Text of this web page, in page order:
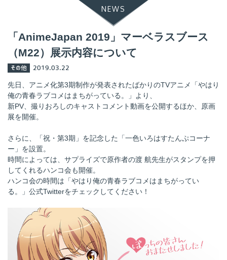
NEWS
「AnimeJapan 2019」マーベラスブース
（M22）展示内容について
その他 2019.03.22
先日、アニメ化第3期制作が発表されたばかりのTVアニメ「やはり
俺の青春ラブコメはまちがっている。」より、
新PV、撮りおろしのキャストコメント動画を公開するほか、原画
展を開催。
さらに、「祝・第3期」を記念した「一色いろはすたんぷコーナ
ー」を設置。
時間によっては、サプライズで原作者の渡 航先生がスタンプを押
してくれるハンコ会も開催。
ハンコ会の時間は「やはり俺の青春ラブコメはまちがってい
る。」 公式Twitterをチェックしてください！